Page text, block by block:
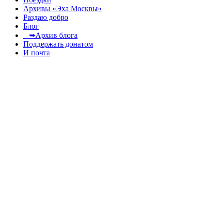
Архивы «Эха Москвы»
Раздаю добро
Блог
➥Архив блога
Поддержать донатом
И почта